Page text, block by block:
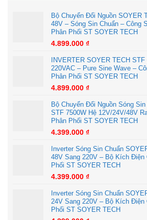
Hòa lưới 10kW Inverter on-grid
Hệ độc lập 120V–144V Biến tần sin
Ắc quy VRLA hoặc Lithium
Dự án điện áp mái Giàn khung
• Đóng kiện 36 tấm – có thể giao lẻ
• Trọng lượng combo ~642kg – có
• Giao hàng toàn quốc – nhanh chóng
6. Bảo hành & tiêu chuẩn chất lượng
• Bảo hành sản phẩm: 12 năm
• Bảo hành hiệu suất: 25 năm
• Chứng chỉ quốc tế: IEC 61215 / IEC
Bộ Chuyển Đổi Nguồn SOYER
48V – Sóng Sin Chuẩn – Công
Phân Phối ST SOYER TECH
4.899.000 ₫
INVERTER SOYER TECH
220VAC – Pure Sine Wave –
Phân Phối ST SOYER TECH
4.899.000 ₫
Bộ Chuyển Đổi Nguồn Sóng
STF 7500W Hệ 12V/24V/48V
Phân Phối ST SOYER TECH
4.399.000 ₫
Inverter Sóng Sin Chuẩn
48V Sang 220V – Bộ Kích Điện
Phối ST SOYER TECH
4.399.000 ₫
Inverter Sóng Sin Chuẩn
24V Sang 220V – Bộ Kích Điện
Phối ST SOYER TECH